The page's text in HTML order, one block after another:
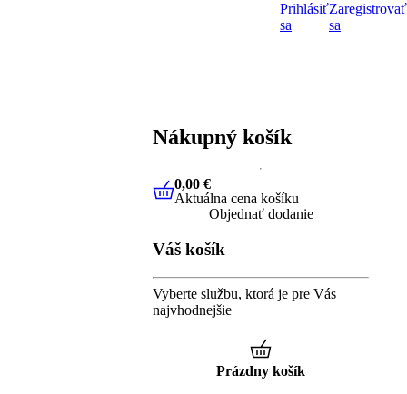
Prihlásiť
sa
Zaregistrovať
sa
Nákupný košík
0,00 €Aktuálna cena košíku
0,00 €
Aktuálna cena košíku
Objednať dodanie
Váš košík
Vyberte službu, ktorá je pre Vás
najvhodnejšie
Prázdny košík